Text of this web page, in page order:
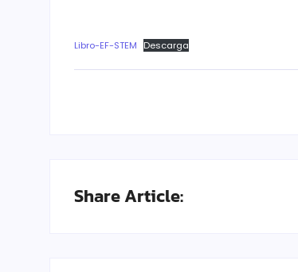
Libro-EF-STEM Descarga
Share Article: